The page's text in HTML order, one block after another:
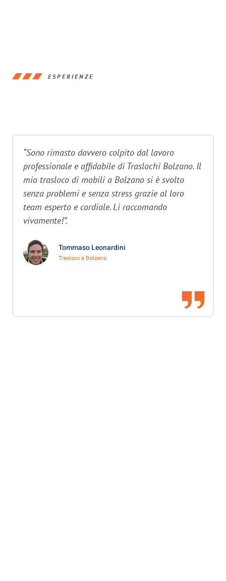
ESPERIENZE
“Sono rimasto davvero colpito dal lavoro
professionale e affidabile di Traslochi Bolzano. Il
mio trasloco di mobili a Bolzano si è svolto
senza problemi e senza stress grazie al loro
team esperto e cordiale. Li raccomando
vivamente!”.
Tommaso Leonardini
Trasloco a Bolzano